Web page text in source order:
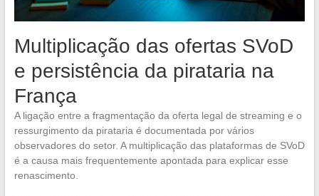
Multiplicação das ofertas SVoD
e persistência da pirataria na
França
A ligação entre a fragmentação da oferta legal de streaming e o
ressurgimento da pirataria é documentada por vários
observadores do setor. A multiplicação das plataformas de SVoD
é a causa mais frequentemente apontada para explicar esse
renascimento.